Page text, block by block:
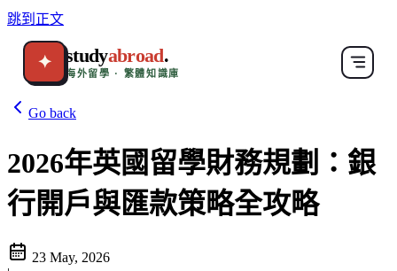
跳到正文
✦ studyabroad.
海外留學 · 繁體知識庫
Go back
2026年英國留學財務規劃：銀
行開戶與匯款策略全攻略
23 May, 2026